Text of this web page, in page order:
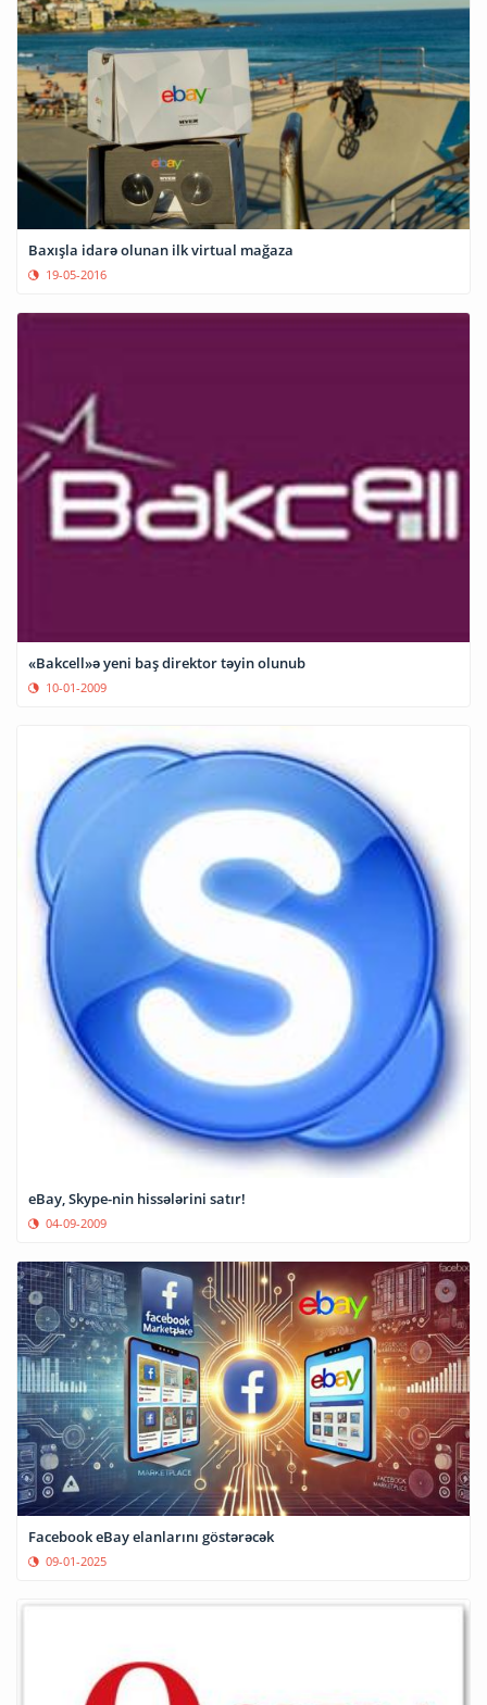
Baxışla idarə olunan ilk virtual mağaza
19-05-2016
«Bakcell»ə yeni baş direktor təyin olunub
10-01-2009
eBay, Skype-nin hissələrini satır!
04-09-2009
Facebook eBay elanlarını göstərəcək
09-01-2025